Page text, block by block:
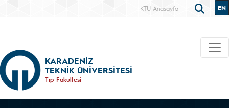
KTÜ Anasayfa EN
KARADENİZ
TEKNİK ÜNİVERSİTESİ
Tıp Fakültesi